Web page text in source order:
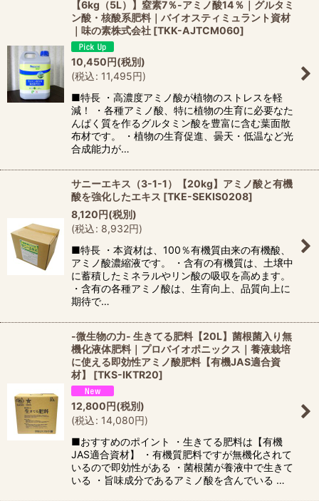
【6kg（5L）】窒素7％-アミノ酸14％｜グルタミ
ン酸・核酸系肥料｜バイオスティミュラント資材
｜味の素株式会社 [TKK-AJTCM060]
10,450円(税別)
(税込: 11,495円)
■特長 ・高濃度アミノ酸が植物のストレスを軽
減！ ・各種アミノ酸、特に植物の生育に必要なた
んぱく質を作るグルタミン酸を豊富に含む葉面散
布材です。 ・植物の生育促進、曇天・低温など光
合成能力が…
サニーエキス（3-1-1）【20kg】アミノ酸と有機
酸を強化したエキス [TKE-SEKIS0208]
8,120円(税別)
(税込: 8,932円)
■特長 ・本資材は、100％有機質由来の有機酸、
アミノ酸濃縮液です。 ・含有の有機質は、土壌中
に蓄積したミネラルやリン酸の吸収を高めます。
・含有の各種アミノ酸は、生育向上、品質向上に
期待で…
-微生物の力- 生きてる肥料【20L】菌根菌入り無
機化液体肥料｜プロバイオポニックス｜養液栽培
に使える即効性アミノ酸肥料【有機JAS適合資
材】
[TKS-IKTR20]
12,800円(税別)
(税込: 14,080円)
■おすすめのポイント ・生きてる肥料は【有機
JAS適合資材】 ・有機質肥料ですが無機化されて
いるので即効性がある ・菌根菌が養液中で生きて
いる ・旨味成分であるアミノ酸を含んでいる …